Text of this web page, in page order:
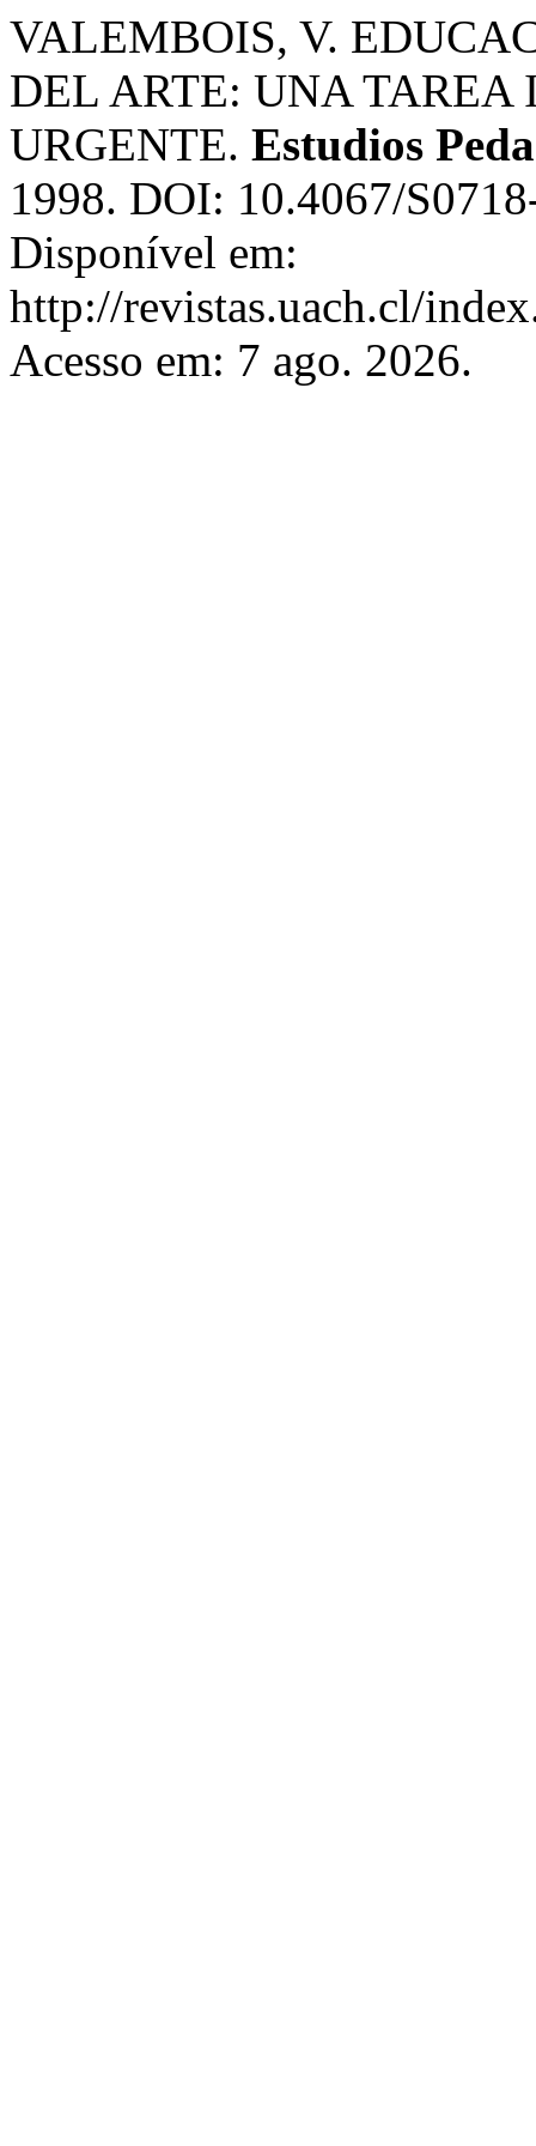
VALEMBOIS, V.
DEL ARTE: UNA
URGENTE. Estudios
1998. DOI: 10.4067/
Disponível em:
http://revistas.uach.cl/
Acesso em: 7 ago. 2026.